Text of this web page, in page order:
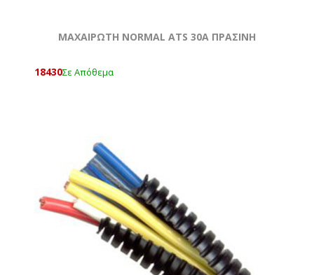
ΜΑΧΑΙΡΩΤΗ NORMAL ATS 30A ΠΡΑΣΙΝΗ
18430Σε Απόθεμα